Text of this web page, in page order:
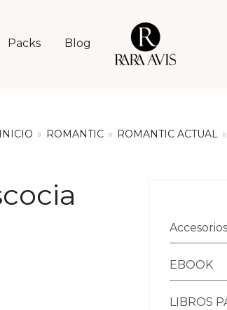
Packs Blog
INICIO » ROMANTIC » ROMANTIC ACTUAL »
Accesorios
EBOOK
LIBROS